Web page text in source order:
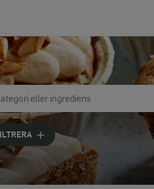
eller ingrediens
för att få förslag